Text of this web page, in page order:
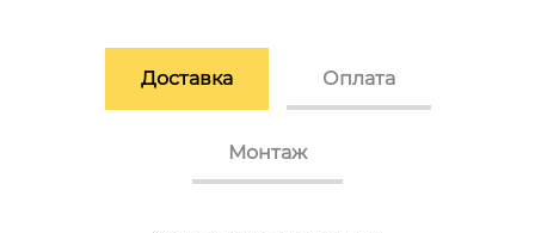
Доставка Оплата
Монтаж